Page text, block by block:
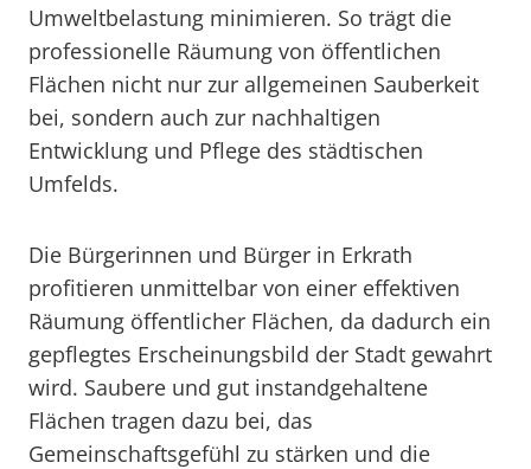
Umweltbelastung minimieren. So trägt die
professionelle Räumung von öffentlichen
Flächen nicht nur zur allgemeinen Sauberkeit
bei, sondern auch zur nachhaltigen
Entwicklung und Pflege des städtischen
Umfelds.
Die Bürgerinnen und Bürger in Erkrath
profitieren unmittelbar von einer effektiven
Räumung öffentlicher Flächen, da dadurch ein
gepflegtes Erscheinungsbild der Stadt gewahrt
wird. Saubere und gut instandgehaltene
Flächen tragen dazu bei, das
Gemeinschaftsgefühl zu stärken und die